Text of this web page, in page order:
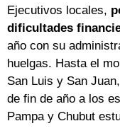
Ejecutivos locales,
dificultades
año con su
huelgas. Hasta el
San Luis y San
de fin de año a los
Pampa y Chubut